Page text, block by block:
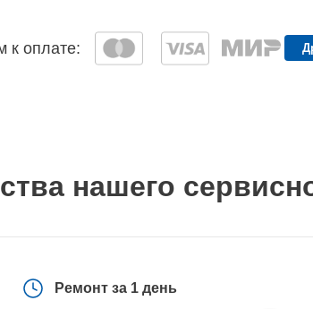
к оплате:
нашего
Ремонт за 1 день